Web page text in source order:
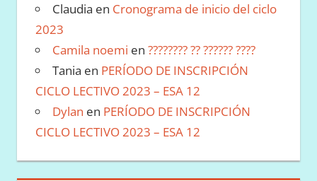
Claudia en Cronograma de inicio del ciclo
2023
Camila noemi en ???????? ?? ?????? ????
Tania en PERÍODO DE INSCRIPCIÓN
CICLO LECTIVO 2023 – ESA 12
Dylan en PERÍODO DE INSCRIPCIÓN
CICLO LECTIVO 2023 – ESA 12